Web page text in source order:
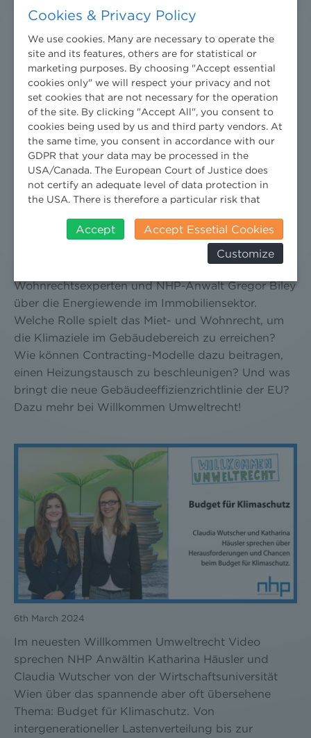
mehr bei Willkommen Umweltrecht!
7th October 2024
In der neuesten Ausgabe von Willkommen
Umweltrecht spricht Florian Stangl mit dem
Wohnrechtsexperten und NHP-Anwalt Gregor Biley
über die Energiewende im Immobiliensektor.
Welche Rolle spielt das Miet- und Wohnrecht, um
die Klimaziele im Gebäudebereich zu erreichen?
Wie können Contracting-Modelle dazu beitragen,
einen Heizungstausch zu beschleunigen? Und was
bringt die neue Gebäudeeffizienzrichtlinie der EU?
Dazu mehr bei Willkommen Umweltrecht!
6th March 2024
Im neuesten Willkommen Umweltrecht Video
sprechen NHP Anwältin Katharina Häusler und
Claudia Wutscher von der Wirtschaftsuniversität
Wien über das spannende aber oft übersehene
Thema: Budget für Klimaschutz. Von
intergenerationeller Lastenverteilung bis zur
Cookies & Privacy Policy
We use cookies. Many are necessary to operate the
site and its features, others are for statistical or
marketing purposes. By choosing "Accept essential
cookies only" we will respect your privacy and not
set cookies that are not necessary for the operation
of the site. By clicking "Accept All", you consent to
cookies being used by us and third party vendors. At
the same time, you consent in accordance with our
GDPR that your data may be processed in the
USA/Canada. The European Court of Justice does
not certify an adequate level of data protection in
the USA. There is therefore a particular risk that
control and monitoring purposes and that no
effective legal remedies can be sought against this.
In addition, you will find a cookie icon at the edge of
object at any time. For more Information click here:
More information
Accept
Accept Essetial Cookies
Customize